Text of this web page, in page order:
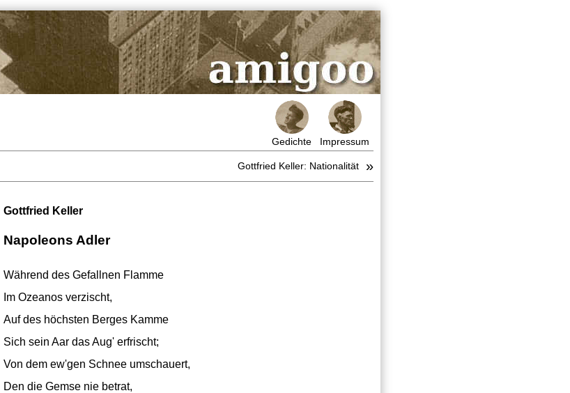
Gedichte Impressum
Gottfried Keller: Nationalität »
Gottfried Keller
Napoleons Adler
Während des Gefallnen Flamme
Im Ozeanos verzischt,
Auf des höchsten Berges Kamme
Sich sein Aar das Aug' erfrischt;
Von dem ew'gen Schnee umschauert,
Den die Gemse nie betrat,